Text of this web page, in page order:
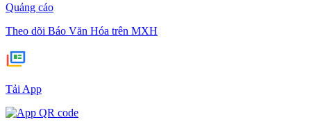
Quảng cáo
Theo dõi Báo Văn Hóa trên MXH
Tải App